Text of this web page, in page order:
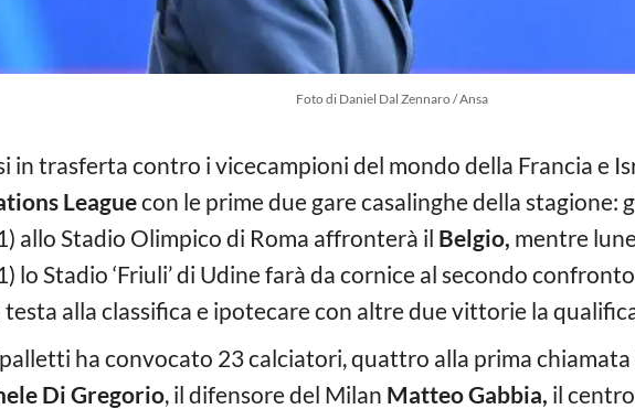
Foto di Daniel Dal Zennaro / Ansa
in trasferta contro i vicecampioni del mondo della Francia e
Leaguecon le prime due gare casalinghe della stagione:
allo Stadio Olimpico di Roma affronterà il Belgio, mentre
lo Stadio ‘Friuli’ di Udine farà da cornice al secondo
alla classifica e ipotecare con altre due vittorie la
ha convocato 23 calciatori, quattro alla prima
Di Gregorio, il difensore del Milan Matteo Gabbia, il